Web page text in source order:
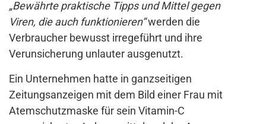
„Bewährte praktische Tipps und Mittel gegen
Viren, die auch funktionieren“werden die
Verbraucher bewusst irregeführt und ihre
Verunsicherung unlauter ausgenutzt.
Ein Unternehmen hatte in ganzseitigen
Zeitungsanzeigen mit dem Bild einer Frau mit
Atemschutzmaske für sein Vitamin-C